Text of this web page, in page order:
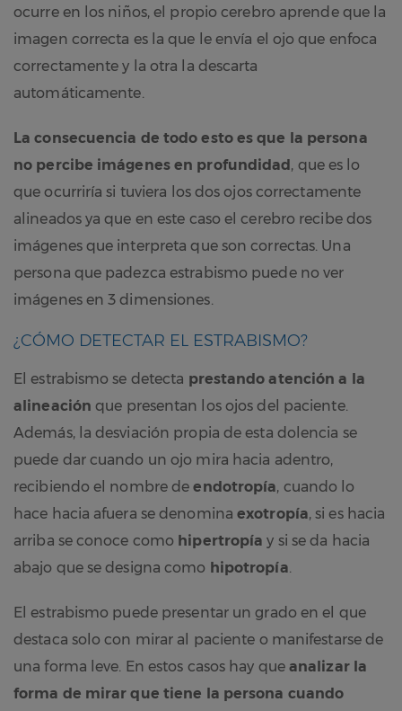
ocurre en los niños, el propio cerebro aprende que la
imagen correcta es la que le envía el ojo que enfoca
correctamente y la otra la descarta
automáticamente.
La consecuencia de todo esto es que la persona
no percibe imágenes en profundidad, que es lo
que ocurriría si tuviera los dos ojos correctamente
alineados ya que en este caso el cerebro recibe dos
imágenes que interpreta que son correctas. Una
persona que padezca estrabismo puede no ver
imágenes en 3 dimensiones.
¿CÓMO DETECTAR EL ESTRABISMO?
El estrabismo se detecta prestando atención a la
alineación que presentan los ojos del paciente.
Además, la desviación propia de esta dolencia se
puede dar cuando un ojo mira hacia adentro,
recibiendo el nombre deendotropía, cuando lo
hace hacia afuera se denominaexotropía, si es hacia
arriba se conoce como hipertropía y si se da hacia
abajo que se designa como hipotropía.
El estrabismo puede presentar un grado en el que
destaca solo con mirar al paciente o manifestarse de
una forma leve. En estos casos hay que analizar la
forma de mirar que tiene la persona cuando